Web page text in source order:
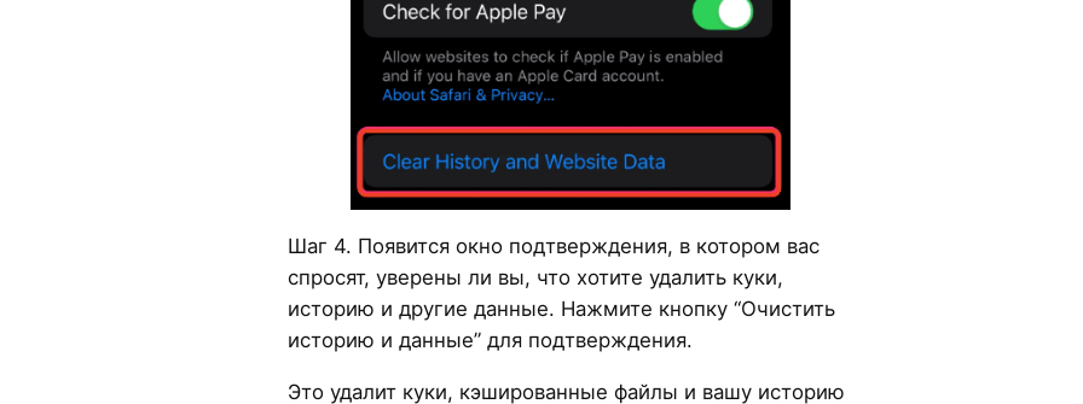
Шаг 4. Появится окно подтверждения, в котором вас
спросят, уверены ли вы, что хотите удалить куки,
историю и другие данные. Нажмите кнопку “Очистить
историю и данные” для подтверждения.
Это удалит куки, кэшированные файлы и вашу историю